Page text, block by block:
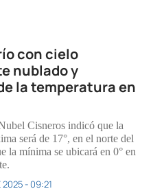
con cielo
nublado y
la temperatura en
Cisneros indicó que la
será de 17°, en el norte del
la mínima se ubicará en 0° en
2025 - 09:21